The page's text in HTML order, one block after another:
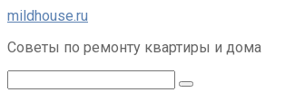
Перейти
контенту
mildhouse.ru
Советы по ремонту квартиры и дома